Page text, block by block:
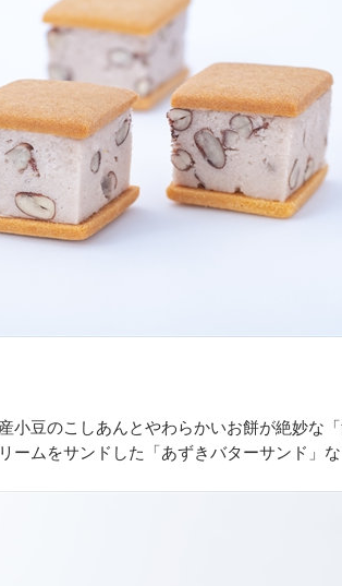
小豆のこしあんとやわらかいお餅が絶妙な
ームをサンドした「あずきバターサンド」な